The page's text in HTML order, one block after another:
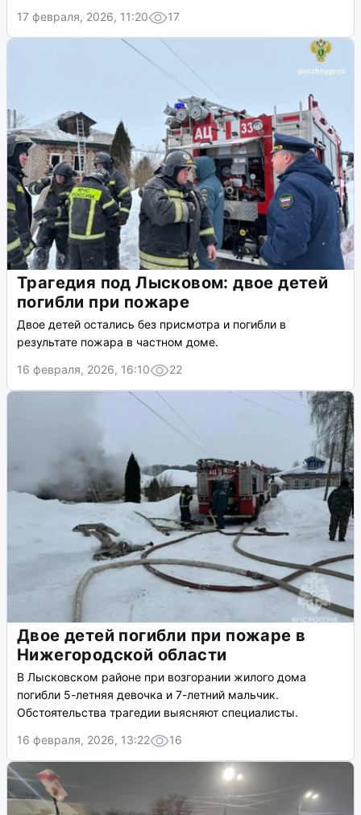
17 февраля, 2026, 11:20
17
Трагедия под Лысковом: двое детей
погибли при пожаре
Двое детей остались без присмотра и погибли в
результате пожара в частном доме.
16 февраля, 2026, 16:10
22
Двое детей погибли при пожаре в
Нижегородской области
В Лысковском районе при возгорании жилого дома
погибли 5-летняя девочка и 7-летний мальчик.
Обстоятельства трагедии выясняют специалисты.
16 февраля, 2026, 13:22
16